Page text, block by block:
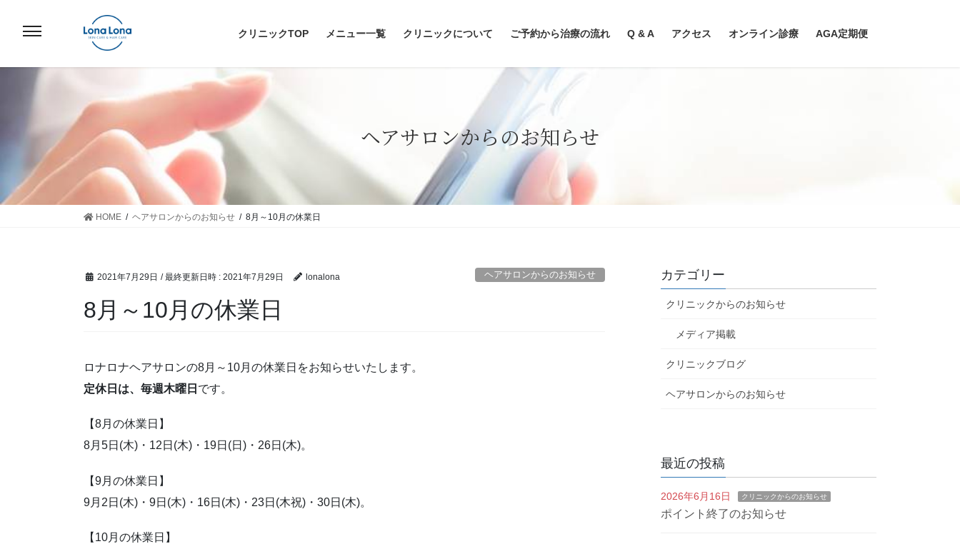
クリニックTOP メニュー一覧 クリニックについて ご予約から治療の流れ Q & A アクセス オンライン診療 AGA定期便
ヘアサロンからのお知らせ
HOME ヘアサロンからのお知らせ 8月～10月の休業日
2021年7月29日 / 最終更新日時 : 2021年7月29日 lonalona ヘアサロンからのお知らせ
8月～10月の休業日
ロナロナヘアサロンの8月～10月の休業日をお知らせいたします。
定休日は、毎週木曜日 です。
【8月の休業日】
8月5日(木)・12日(木)・19日(日)・26日(木)。
【9月の休業日】
9月2日(木)・9日(木)・16日(木)・23日(木祝)・30日(木)。
【10月の休業日】
カテゴリー
クリニックからのお知らせ
メディア掲載
クリニックブログ
ヘアサロンからのお知らせ
最近の投稿
2026年6月16日 クリニックからのお知らせ
ポイント終了のお知らせ